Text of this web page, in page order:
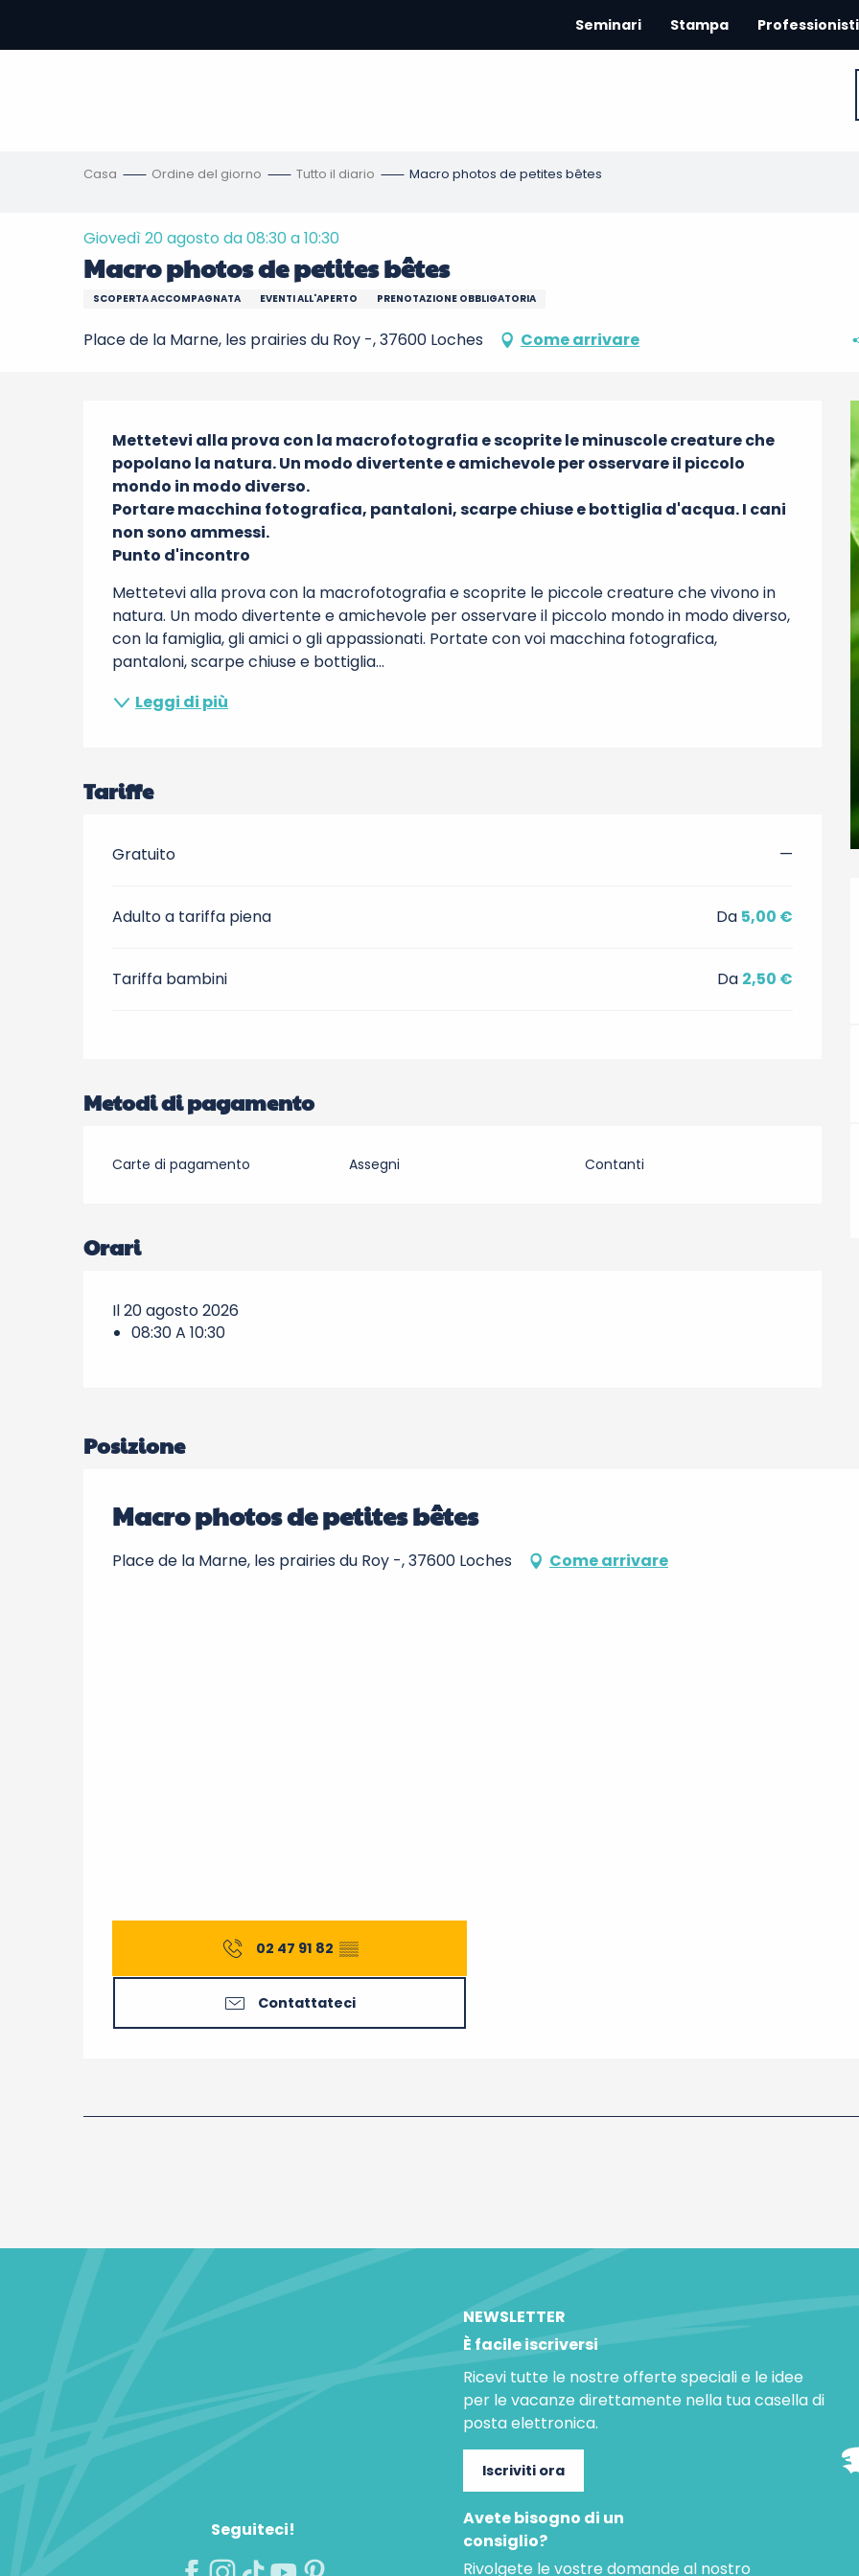
contenu
Seminari Stampa
Casa Ordine del giorno Tutto il diario Macro photos de petites bêtes
Giovedì 20 agosto da 08:30 a 10:30
Macro photos de petites bêtes
SCOPERTA ACCOMPAGNATA EVENTI ALL'APERTO PRENOTAZIONE OBBLIGATORIA
Place de la Marne, les prairies du Roy -, 37600 Loches Come arrivare
Descrizione
Mettetevi alla prova con la macrofotografia e scoprite le minuscole creature che
popolano la natura. Un modo divertente e amichevole per osservare il piccolo
mondo in modo diverso.
Portare macchina fotografica, pantaloni, scarpe chiuse e bottiglia d'acqua. I cani
non sono ammessi.
Punto d'incontro
Mettetevi alla prova con la macrofotografia e scoprite le piccole creature che vivono in
natura. Un modo divertente e amichevole per osservare il piccolo mondo in modo diverso,
con la famiglia, gli amici o gli appassionati. Portate con voi macchina fotografica,
pantaloni, scarpe chiuse e bottiglia...
Leggi di più
Tariffe
Gratuito —
Adulto a tariffa piena Da 5,00 €
Tariffa bambini Da 2,50 €
Metodi di pagamento
Carte di pagamento Assegni Contanti
Orari
Il 20 agosto 2026
08:30 A 10:30
Posizione
Macro photos de petites bêtes
Place de la Marne, les prairies du Roy -, 37600 Loches Come arrivare
02 47 91 82 ▒▒
Contattateci
Seguiteci!
NEWSLETTER
È facile iscriversi
Ricevi tutte le nostre offerte speciali e le idee
per le vacanze direttamente nella tua casella di
posta elettronica.
Iscriviti ora
Avete bisogno di un
consiglio?
Rivolgete le vostre domande al nostro